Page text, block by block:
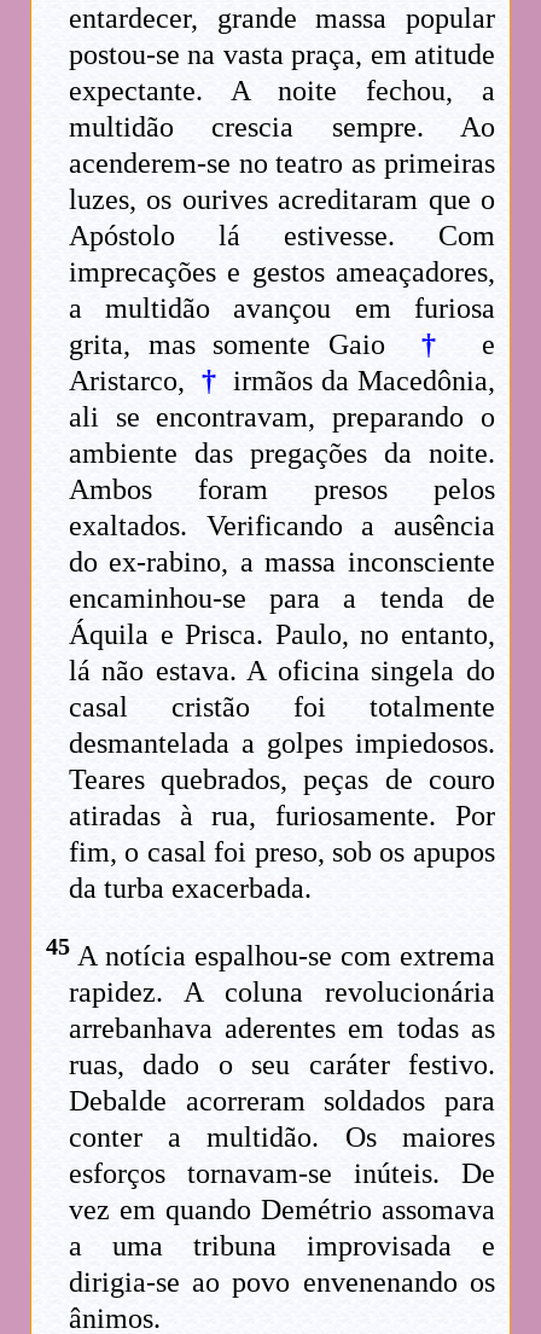
entardecer, grande massa popular
postou-se na vasta praça, em atitude
expectante. A noite fechou, a
multidão crescia sempre. Ao
acenderem-se no teatro as primeiras
luzes, os ourives acreditaram que o
Apóstolo lá estivesse. Com
imprecações e gestos ameaçadores,
a multidão avançou em furiosa
grita, mas somente Gaio
†
e
Aristarco, † irmãos da Macedônia,
ali se encontravam, preparando o
ambiente das pregações da noite.
Ambos foram presos pelos
exaltados. Verificando a ausência
do ex-rabino, a massa inconsciente
encaminhou-se para a tenda de
Áquila e Prisca. Paulo, no entanto,
lá não estava. A oficina singela do
casal cristão foi totalmente
desmantelada a golpes impiedosos.
Teares quebrados, peças de couro
atiradas à rua, furiosamente. Por
fim, o casal foi preso, sob os apupos
da turba exacerbada.
45 A notícia espalhou-se com extrema
rapidez. A coluna revolucionária
arrebanhava aderentes em todas as
ruas, dado o seu caráter festivo.
Debalde acorreram soldados para
conter a multidão. Os maiores
esforços tornavam-se inúteis. De
vez em quando Demétrio assomava
a uma tribuna improvisada e
dirigia-se ao povo envenenando os
ânimos.